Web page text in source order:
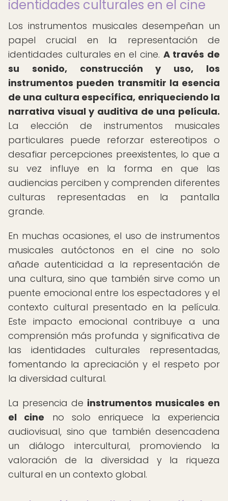
identidades culturales en el cine
Los instrumentos musicales desempeñan un
papel crucial en la representación de
identidades culturales en el cine. A través de
su sonido, construcción y uso, los
instrumentos pueden transmitir la esencia
de una cultura específica, enriqueciendo la
narrativa visual y auditiva de una película.
La elección de instrumentos musicales
particulares puede reforzar estereotipos o
desafiar percepciones preexistentes, lo que a
su vez influye en la forma en que las
audiencias perciben y comprenden diferentes
culturas representadas en la pantalla
grande.
En muchas ocasiones, el uso de instrumentos
musicales autóctonos en el cine no solo
añade autenticidad a la representación de
una cultura, sino que también sirve como un
puente emocional entre los espectadores y el
contexto cultural presentado en la película.
Este impacto emocional contribuye a una
comprensión más profunda y significativa de
las identidades culturales representadas,
fomentando la apreciación y el respeto por
la diversidad cultural.
La presencia de instrumentos musicales en
el cine no solo enriquece la experiencia
audiovisual, sino que también desencadena
un diálogo intercultural, promoviendo la
valoración de la diversidad y la riqueza
cultural en un contexto global.